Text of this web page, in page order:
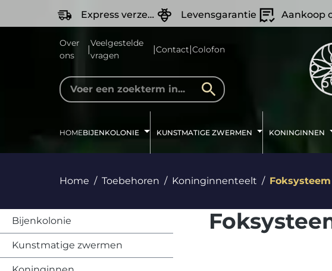
Ga naar de hoofdnavigatie
Express verzending Levensgarantie Aankoop op
Over
ons
|
Veelgestelde
vragen
|Contact|Colofon
HOMEBIJENKOLONIE KUNSTMATIGE ZWERMEN KONINGINNEN
Home Toebehoren Koninginnenteelt
Bijenkolonie
Kunstmatige zwermen